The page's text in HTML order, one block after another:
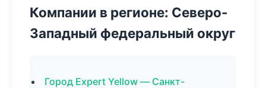
Компании в регионе: Северо-
Западный федеральный округ
Город Expert Yellow — Санкт-